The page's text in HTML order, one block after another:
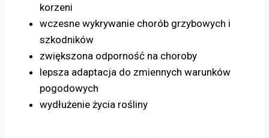
korzeni
wczesne wykrywanie chorób grzybowych i
szkodników
zwiększona odporność na choroby
lepsza adaptacja do zmiennych warunków
pogodowych
wydłużenie życia rośliny